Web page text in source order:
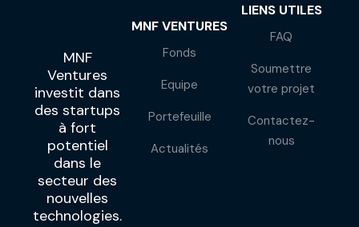
MNF
Ventures
investit dans
des startups
à fort
potentiel
dans le
secteur des
nouvelles
technologies.
MNF VENTURES
Fonds
Equipe
Portefeuille
Actualités
LIENS UTILES
FAQ
Soumettre
votre projet
Contactez-
nous